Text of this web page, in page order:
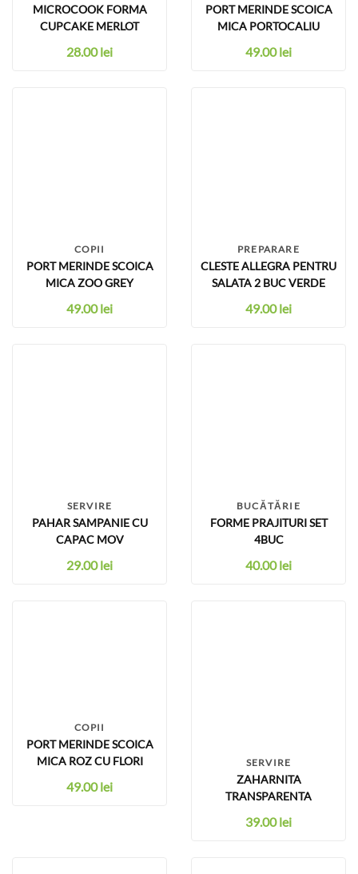
MICROCOOK FORMA
CUPCAKE MERLOT
28.00lei
PORT MERINDE SCOICA
MICA PORTOCALIU
49.00lei
COPII
PORT MERINDE SCOICA
MICA ZOO GREY
49.00lei
PREPARARE
CLESTE ALLEGRA PENTRU
SALATA 2 BUC VERDE
49.00lei
SERVIRE
PAHAR SAMPANIE CU
CAPAC MOV
29.00lei
BUCĂTĂRIE
FORME PRAJITURI SET
4BUC
40.00lei
COPII
PORT MERINDE SCOICA
MICA ROZ CU FLORI
49.00lei
SERVIRE
ZAHARNITA
TRANSPARENTA
39.00lei